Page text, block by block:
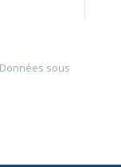
sous